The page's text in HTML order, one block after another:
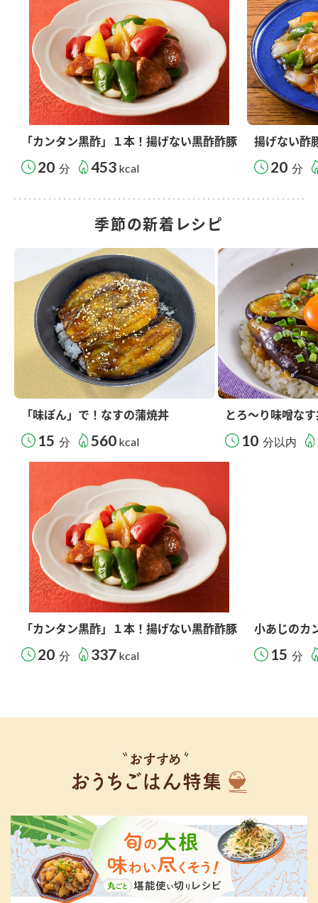
「カンタン黒酢」１本！揚げない黒酢酢豚
20 分 453 kcal
揚げない酢
20 分
季節の新着レシピ
「味ぽん」で！なすの蒲焼丼
15 分 560 kcal
とろ～り味噌な
10 分以内
「カンタン黒酢」１本！揚げない黒酢酢豚
20 分 337 kcal
小あじのカ
15 分